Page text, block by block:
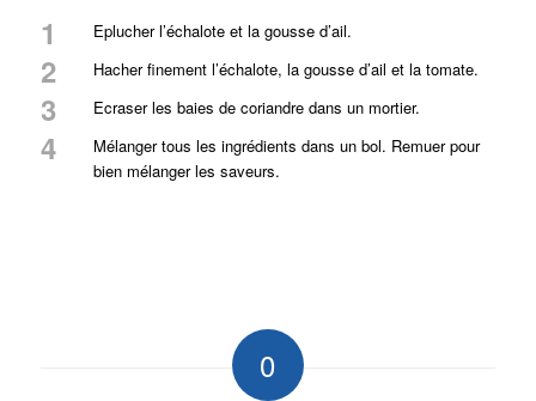
1 Eplucher l’échalote et la gousse d’ail.
2 Hacher finement l’échalote, la gousse d’ail et la tomate.
3 Ecraser les baies de coriandre dans un mortier.
4
Mélanger tous les ingrédients dans un bol. Remuer pour
bien mélanger les saveurs.
0